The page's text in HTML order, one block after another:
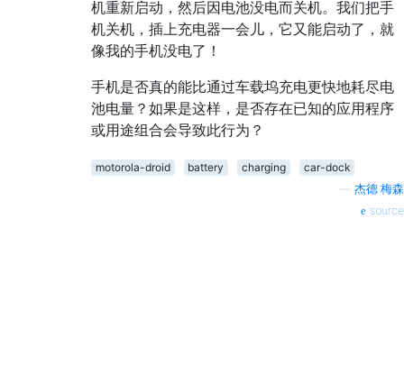
机重新启动，然后因电池没电而关机。我们把手
机关机，插上充电器一会儿，它又能启动了，就
像我的手机没电了！
手机是否真的能比通过车载坞充电更快地耗尽电
池电量？如果是这样，是否存在已知的应用程序
或用途组合会导致此行为？
motorola-droid battery charging
car-dock
杰德·梅森
source